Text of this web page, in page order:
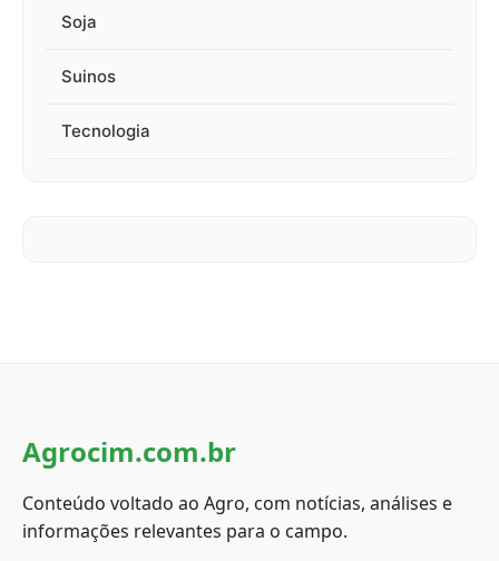
Soja
Suinos
Tecnologia
Agrocim.com.br
Conteúdo voltado ao Agro, com notícias, análises e
informações relevantes para o campo.